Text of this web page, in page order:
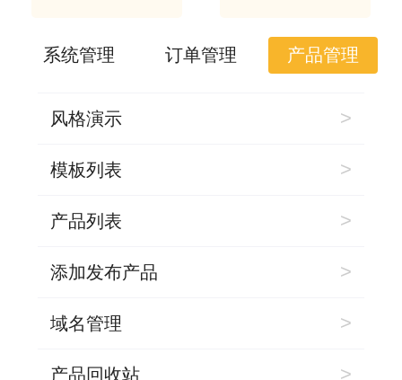
系统管理 订单管理 产品管理
风格演示 >
模板列表 >
产品列表 >
添加发布产品 >
域名管理 >
产品回收站 >